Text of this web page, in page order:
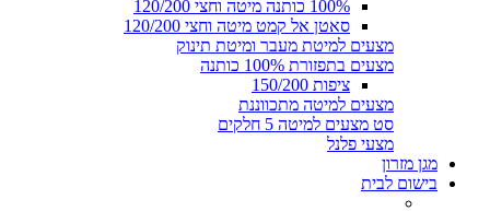
100% כותנה מיטה וחצי 120/200
סאטן אל קמט מיטה וחצי 120/200
מצעים למיטת מעבר ומיטת תינוק
מצעים בתפזורת 100% כותנה
ציפות 150/200
מצעים למיטה מתכווננת
סט מצעים למיטה 5 חלקים
מצעי פלנל
מגן מזרון
בישום לבית